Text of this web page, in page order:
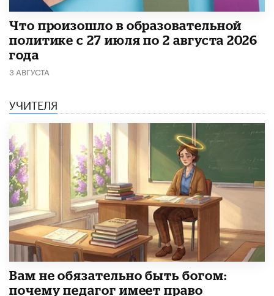
​Что произошло в образовательной
политике с 27 июля по 2 августа 2026
года
3 АВГУСТА
УЧИТЕЛЯ
​Вам не обязательно быть богом:
почему педагог имеет право